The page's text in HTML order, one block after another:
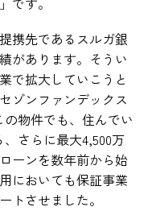
携先であるスルガ銀
があります。そうい
で拡大していこうと
ゾンファンデックス
物件でも、住んでい
さらに最大4,500万
ーンを数年前から始
においても保証事業
トさせました。